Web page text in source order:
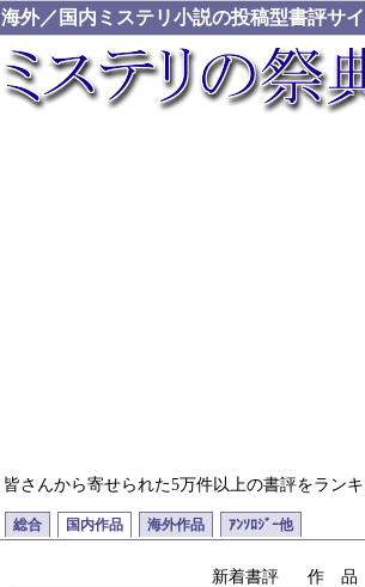
海外／国内ミステリ小説の投稿型書評サイ
皆さんから寄せられた5万件以上の書評をラン
総合 国内作品 海外作品 ｱﾝｿﾛｼﾞｰ他
新着書評 作 品